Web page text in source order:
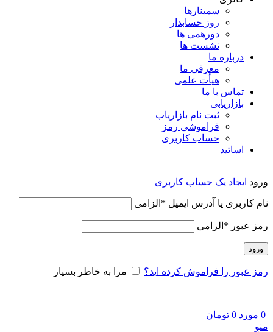
سمینارها
روز حسابدار
دورهمی ها
نشست ها
درباره ما
معرفی ما
هیأت علمی
تماس با ما
بازاریابی
ثبت نام بازاریاب
فراموشی رمز
حساب کاربری
اساتید
ورود ایجاد یک حساب کاربری
نام کاربری یا آدرس ایمیل * الزامی
رمز عبور * الزامی
ورود
رمز عبور را فراموش کرده اید؟ مرا به خاطر بسپار
0 مورد 0 تومان
منو